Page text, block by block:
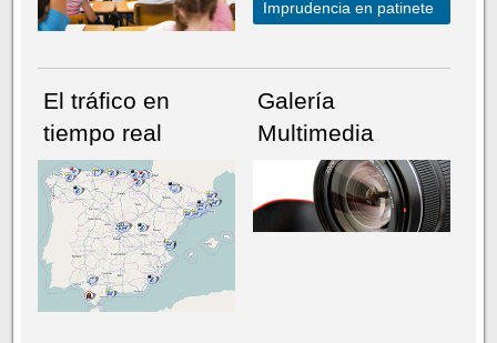
NÚMERO ACTUALHEMEROTECA
Imprudencia en patinete
El tráfico en
tiempo real
Galería
Multimedia